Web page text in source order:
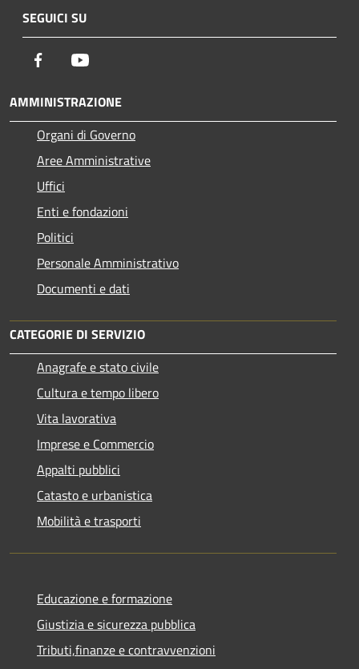
SEGUICI SU
Facebook
AMMINISTRAZIONE
Organi di Governo
Aree Amministrative
Uffici
Enti e fondazioni
Politici
Personale Amministrativo
Documenti e dati
CATEGORIE DI SERVIZIO
Anagrafe e stato civile
Cultura e tempo libero
Vita lavorativa
Imprese e Commercio
Appalti pubblici
Catasto e urbanistica
Mobilità e trasporti
Educazione e formazione
Giustizia e sicurezza pubblica
Tributi,finanze e contravvenzioni